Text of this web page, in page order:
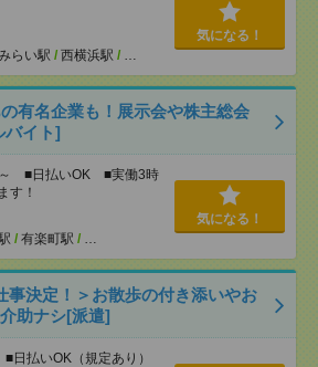
らい駅 / 西横浜駅 / …
気になる！
有名企業も！展示会や株主総会
バイト]
■日払いOK ■実働3時
す！
/ 有楽町駅 / …
気になる！
事決定！＞お散歩の付き添いやお
助ナシ[派遣]
払いOK（規定あり）